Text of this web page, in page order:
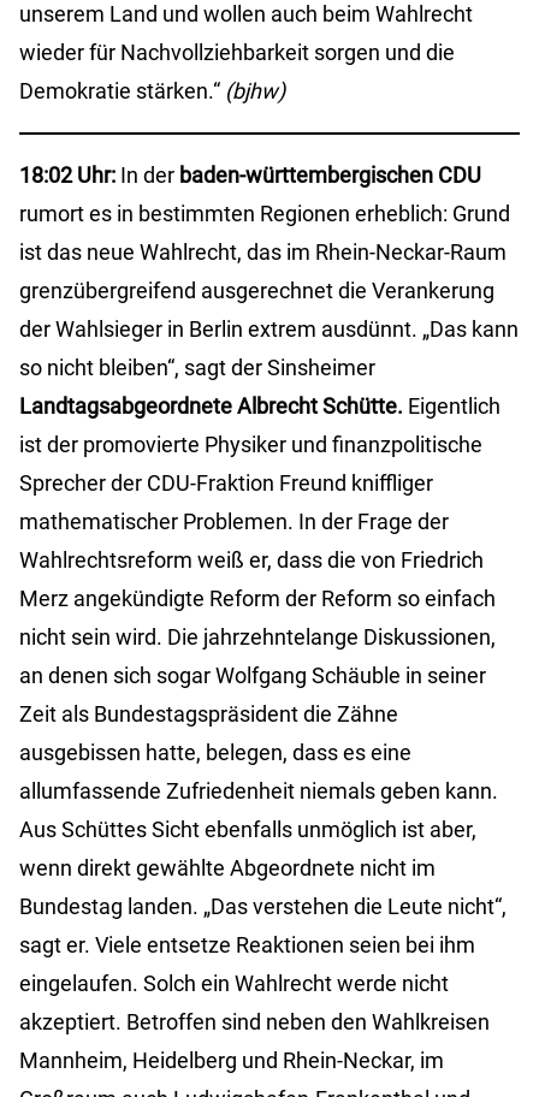
unserem Land und wollen auch beim Wahlrecht
wieder für Nachvollziehbarkeit sorgen und die
Demokratie stärken.“ (bjhw)
18:02 Uhr: In der baden-württembergischen CDU
rumort es in bestimmten Regionen erheblich: Grund
ist das neue Wahlrecht, das im Rhein-Neckar-Raum
grenzübergreifend ausgerechnet die Verankerung
der Wahlsieger in Berlin extrem ausdünnt. „Das kann
so nicht bleiben“, sagt der Sinsheimer
Landtagsabgeordnete Albrecht Schütte. Eigentlich
ist der promovierte Physiker und finanzpolitische
Sprecher der CDU-Fraktion Freund kniffliger
mathematischer Problemen. In der Frage der
Wahlrechtsreform weiß er, dass die von Friedrich
Merz angekündigte Reform der Reform so einfach
nicht sein wird. Die jahrzehntelange Diskussionen,
an denen sich sogar Wolfgang Schäuble in seiner
Zeit als Bundestagspräsident die Zähne
ausgebissen hatte, belegen, dass es eine
allumfassende Zufriedenheit niemals geben kann.
Aus Schüttes Sicht ebenfalls unmöglich ist aber,
wenn direkt gewählte Abgeordnete nicht im
Bundestag landen. „Das verstehen die Leute nicht“,
sagt er. Viele entsetze Reaktionen seien bei ihm
eingelaufen. Solch ein Wahlrecht werde nicht
akzeptiert. Betroffen sind neben den Wahlkreisen
Mannheim, Heidelberg und Rhein-Neckar, im